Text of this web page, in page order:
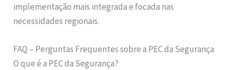
implementação mais integrada e focada nas
necessidades regionais.
FAQ – Perguntas Frequentes sobre a PEC da Segurança
O que é a PEC da Segurança?